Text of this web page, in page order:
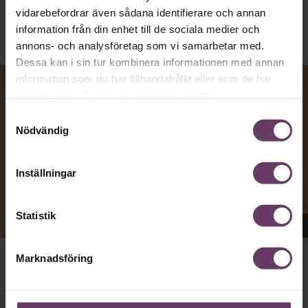
vidarebefordrar även sådana identifierare och annan
information från din enhet till de sociala medier och
annons- och analysföretag som vi samarbetar med.
Dessa kan i sin tur kombinera informationen med annan
information som du har tillhandahållit eller som de har
Nödvändig
Inställningar
Statistik
Marknadsföring
Appen Sinceerly imiterar vd:ars kortfattade språk.